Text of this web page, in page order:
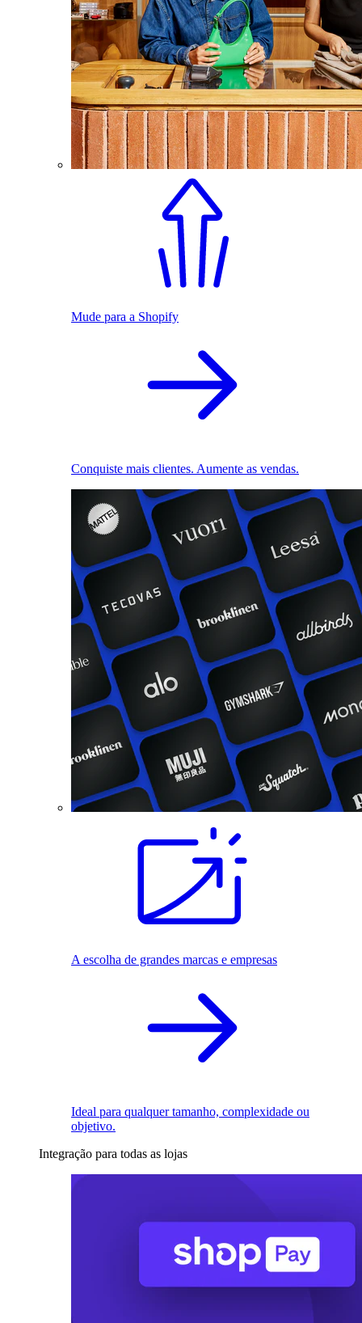
Mude para a Shopify
Conquiste mais clientes. Aumente as vendas.
A escolha de grandes marcas e empresas
Ideal para qualquer tamanho, complexidade ou
objetivo.
Integração para todas as lojas